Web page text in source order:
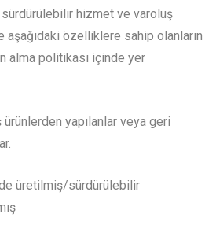
sürdürülebilir hizmet ve varoluş
aşağıdaki özelliklere sahip olanların
alma politikası içinde yer
yapılanlar veya geri
üretilmiş/sürdürülebilir